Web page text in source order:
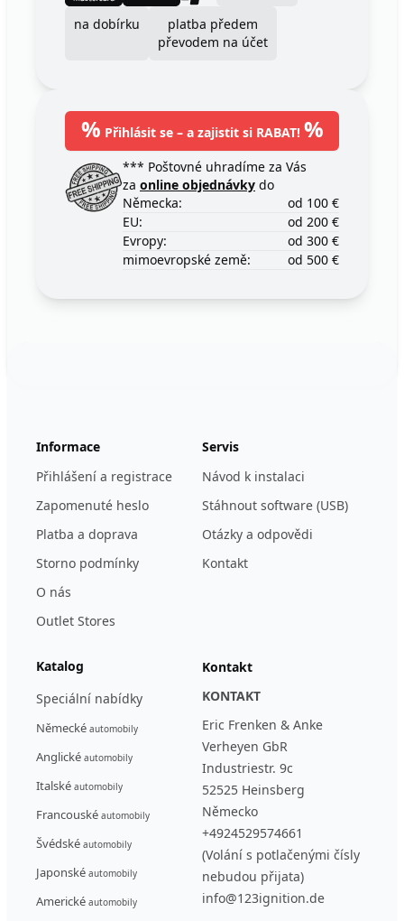
na dobírku
platba předem
převodem na účet
% Přihlásit se – a zajistit si RABAT! %
*** Poštovné uhradíme za Vás
za online objednávky do
Německa:
od 100 €
EU:
od 200 €
Evropy:
od 300 €
mimoevropské země:
od 500 €
Informace
Přihlášení a registrace
Zapomenuté heslo
Platba a doprava
Storno podmínky
O nás
Outlet Stores
Servis
Návod k instalaci
Stáhnout software (USB)
Otázky a odpovědi
Kontakt
Katalog
Speciální nabídky
Německé automobily
Anglické automobily
Italské automobily
Francouské automobily
Švédské automobily
Japonské automobily
Americké automobily
Kontakt
KONTAKT
Eric Frenken & Anke
Verheyen GbR
Industriestr. 9c
52525 Heinsberg
Německo
+4924529574661
(Volání s potlačenými čísly
nebudou přijata)
info@123ignition.de